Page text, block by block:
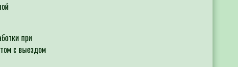
при
с выездом